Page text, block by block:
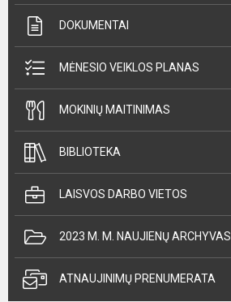
DOKUMENTAI
MĖNESIO VEIKLOS PLANAS
MOKINIŲ MAITINIMAS
BIBLIOTEKA
LAISVOS DARBO VIETOS
2023 M. M. NAUJIENŲ ARCHYVAS
ATNAUJINIMŲ PRENUMERATA